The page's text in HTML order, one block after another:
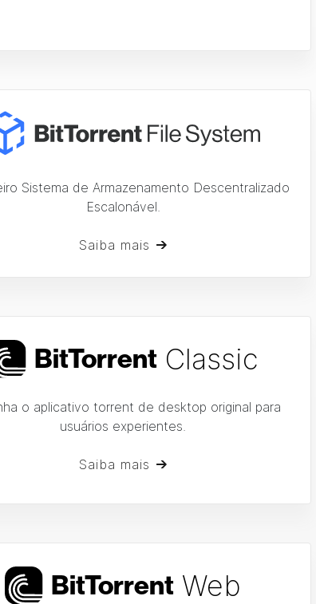
Sistema de Armazenamento Descentralizado
Escalonável.
Saiba mais
BitTorrent Classic
o aplicativo torrent de desktop original para
usuários experientes.
Saiba mais
BitTorrent Web